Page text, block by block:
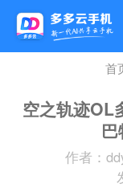
首
空之轨迹OL
作者：